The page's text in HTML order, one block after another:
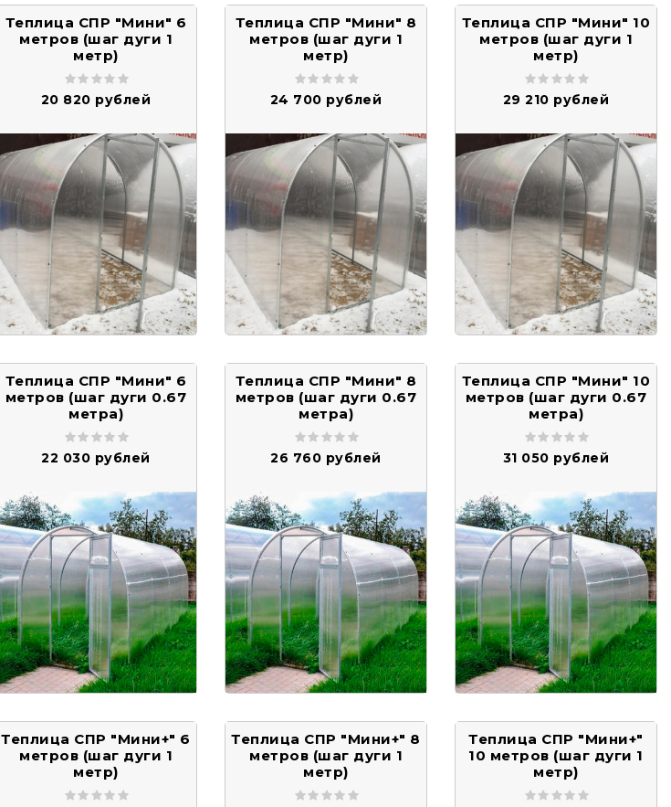
Теплица СПР "Мини" 6
метров (шаг дуги 1
метр)
20 820 рублей
Теплица СПР "Мини" 8
метров (шаг дуги 1
метр)
24 700 рублей
Теплица СПР "Мини" 10
метров (шаг дуги 1
метр)
29 210 рублей
Теплица СПР "Мини" 6
метров (шаг дуги 0.67
метра)
22 030 рублей
Теплица СПР "Мини" 8
метров (шаг дуги 0.67
метра)
26 760 рублей
Теплица СПР "Мини" 10
метров (шаг дуги 0.67
метра)
31 050 рублей
Теплица СПР "Мини+" 6
метров (шаг дуги 1
метр)
Теплица СПР "Мини+" 8
метров (шаг дуги 1
метр)
Теплица СПР "Мини+"
10 метров (шаг дуги 1
метр)